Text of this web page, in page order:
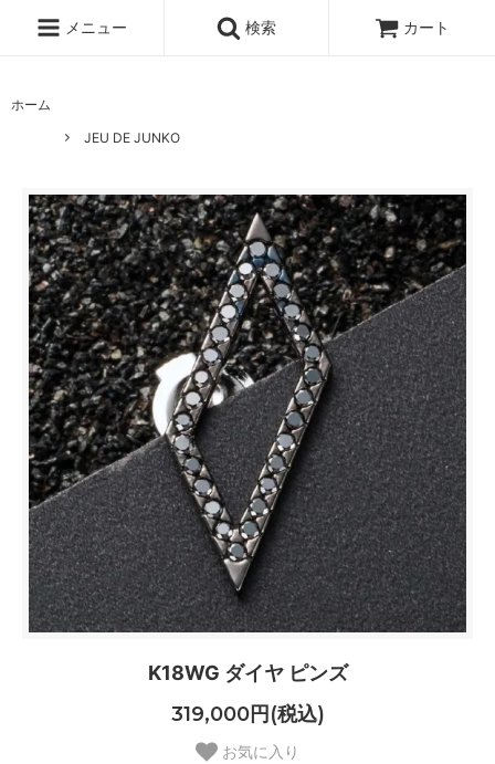
メニュー 検索 カート
ホーム
JEU DE JUNKO
K18WG ダイヤ ピンズ
319,000円(税込)
お気に入り